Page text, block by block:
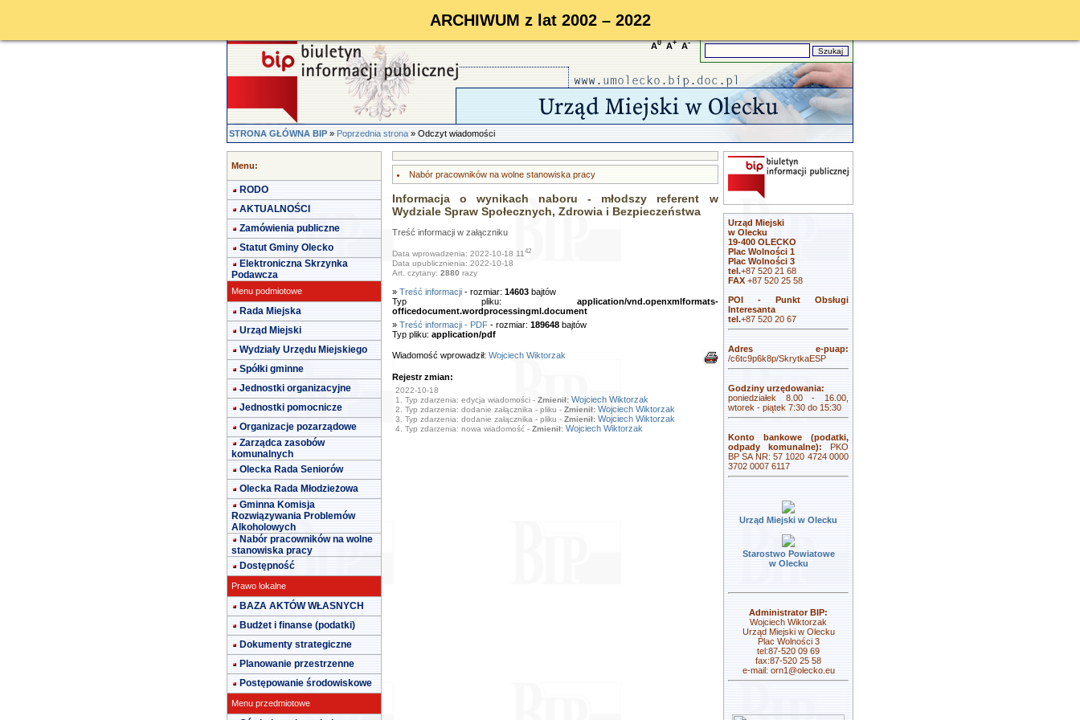
ARCHIWUM z lat 2002 – 2022
A0 A+ A-
STRONA GŁÓWNA BIP»Poprzednia strona» Odczyt wiadomości
Menu:
RODO
AKTUALNOŚCI
Zamówienia publiczne
Statut Gminy Olecko
Elektroniczna Skrzynka
Podawcza
Menu podmiotowe
Rada Miejska
Urząd Miejski
Wydziały Urzędu Miejskiego
Spółki gminne
Jednostki organizacyjne
Jednostki pomocnicze
Organizacje pozarządowe
Zarządca zasobów
komunalnych
Olecka Rada Seniorów
Olecka Rada Młodzieżowa
Gminna Komisja
Rozwiązywania Problemów
Alkoholowych
Nabór pracowników na wolne
stanowiska pracy
Dostępność
Prawo lokalne
BAZA AKTÓW WŁASNYCH
Budżet i finanse (podatki)
Dokumenty strategiczne
Planowanie przestrzenne
Postępowanie środowiskowe
Menu przedmiotowe
Nabór pracowników na wolne stanowiska pracy
Informacja o wynikach naboru - młodszy referent w
Wydziale Spraw Społecznych, Zdrowia i Bezpieczeństwa
Treść informacji w załączniku
Data wprowadzenia: 2022-10-18 1142
Data upublicznienia: 2022-10-18
Art. czytany: 2880 razy
» Treść informacji- rozmiar: 14603bajtów
Typ pliku: application/vnd.openxmlformats-
officedocument.wordprocessingml.document
» Treść informacji - PDF- rozmiar: 189648bajtów
Typ pliku: application/pdf
Wiadomość wprowadził: Wojciech Wiktorzak
Rejestr zmian:
2022-10-18
1. Typ zdarzenia: edycja wiadomości - Zmienił: Wojciech Wiktorzak
2. Typ zdarzenia: dodanie załącznika - pliku - Zmienił: Wojciech Wiktorzak
3. Typ zdarzenia: dodanie załącznika - pliku - Zmienił: Wojciech Wiktorzak
4. Typ zdarzenia: nowa wiadomość - Zmienił: Wojciech Wiktorzak
Urząd Miejski
w Olecku
19-400 OLECKO
Plac Wolności 1
Plac Wolności 3
tel.+87 520 21 68
FAX +87 520 25 58
POI - Punkt Obsługi
Interesanta
tel.+87 520 20 67
Adres e-puap:
/c6tc9p6k8p/SkrytkaESP
Godziny urzędowania:
poniedziałek 8.00 - 16.00,
wtorek - piątek 7:30 do 15:30
Konto bankowe (podatki,
odpady komunalne): PKO
BP SA NR: 57 1020 4724 0000
3702 0007 6117
Urząd Miejski w Olecku
Starostwo Powiatowe
w Olecku
Administrator BIP:
Wojciech Wiktorzak
Urząd Miejski w Olecku
Plac Wolności 3
tel:87-520 09 69
fax:87-520 25 58
e-mail: orn1@olecko.eu